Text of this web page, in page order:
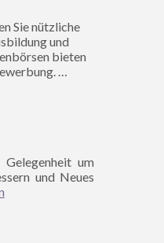
Sie nützliche
und
bieten
…
um
und Neues